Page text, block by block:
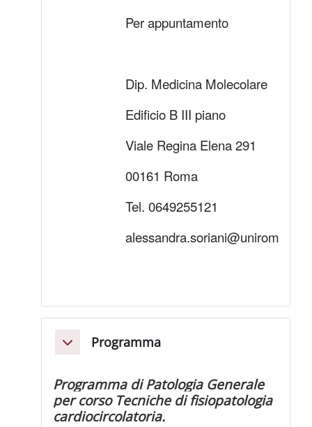
Per appuntamento
Dip. Medicina Molecolare
Edificio B III piano
Viale Regina Elena 291
00161 Roma
Tel. 0649255121
alessandra.soriani@uniroma1.it
EinklappenProgramma
Programma di Patologia Generale
per corso Tecniche di fisiopatologia
cardiocircolatoria.